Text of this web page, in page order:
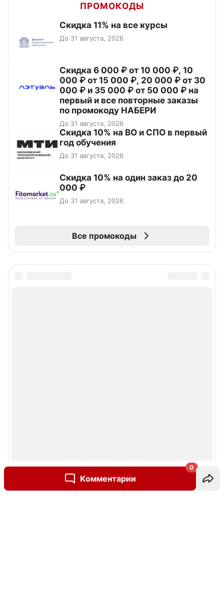
Комментарии
0
ПРОМОКОДЫ
Скидка 11% на все курсы
До 31 августа, 2026
Скидка 6 000 ₽ от 10 000 ₽, 10
000 ₽ от 15 000 ₽, 20 000 ₽ от 30
000 ₽ и 35 000 ₽ от 50 000 ₽ на
первый и все повторные заказы
по промокоду НАБЕРИ
До 31 августа, 2026
Скидка 10% на ВО и СПО в первый
год обучения
До 31 августа, 2026
Скидка 10% на один заказ до 20
000 ₽
До 31 августа, 2026
Все промокоды